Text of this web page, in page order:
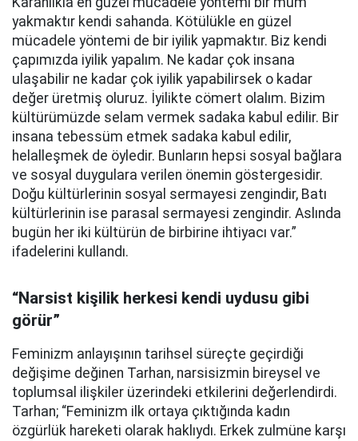
yakmaktır kendi sahanda. Kötülükle en güzel
mücadele yöntemi de bir iyilik yapmaktır. Biz kendi
çapımızda iyilik yapalım. Ne kadar çok insana
ulaşabilir ne kadar çok iyilik yapabilirsek o kadar
değer üretmiş oluruz. İyilikte cömert olalım. Bizim
kültürümüzde selam vermek sadaka kabul edilir. Bir
insana tebessüm etmek sadaka kabul edilir,
helalleşmek de öyledir. Bunların hepsi sosyal bağlara
ve sosyal duygulara verilen önemin göstergesidir.
Doğu kültürlerinin sosyal sermayesi zengindir, Batı
kültürlerinin ise parasal sermayesi zengindir. Aslında
bugün her iki kültürün de birbirine ihtiyacı var.”
ifadelerini kullandı.
“Narsist kişilik herkesi kendi uydusu gibi
görür”
Feminizm anlayışının tarihsel süreçte geçirdiği
değişime değinen Tarhan, narsisizmin bireysel ve
toplumsal ilişkiler üzerindeki etkilerini değerlendirdi.
Tarhan; “Feminizm ilk ortaya çıktığında kadın
özgürlük hareketi olarak haklıydı. Erkek zulmüne karşı